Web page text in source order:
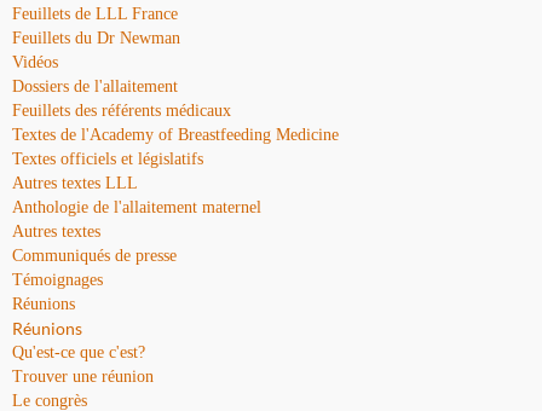
Feuillets de LLL France
Feuillets du Dr Newman
Vidéos
Dossiers de l'allaitement
Feuillets des référents médicaux
Textes de l'Academy of Breastfeeding Medicine
Textes officiels et législatifs
Autres textes LLL
Anthologie de l'allaitement maternel
Autres textes
Communiqués de presse
Témoignages
Réunions
Réunions
Qu'est-ce que c'est?
Trouver une réunion
Le congrès